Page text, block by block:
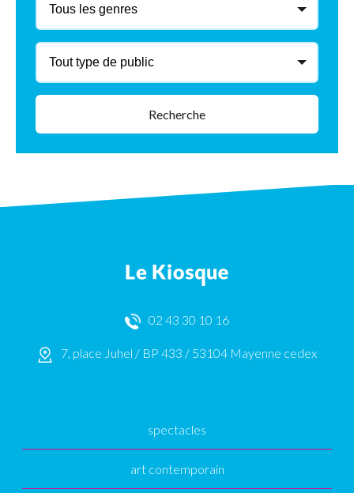
02 43 30 10 16
7, place Juhel / BP 433 / 53104 Mayenne cedex
spectacles
art contemporain